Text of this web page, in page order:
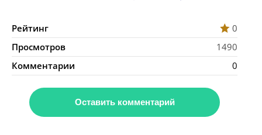
Рейтинг
0
Просмотров
1490
Комментарии
0
Оставить комментарий